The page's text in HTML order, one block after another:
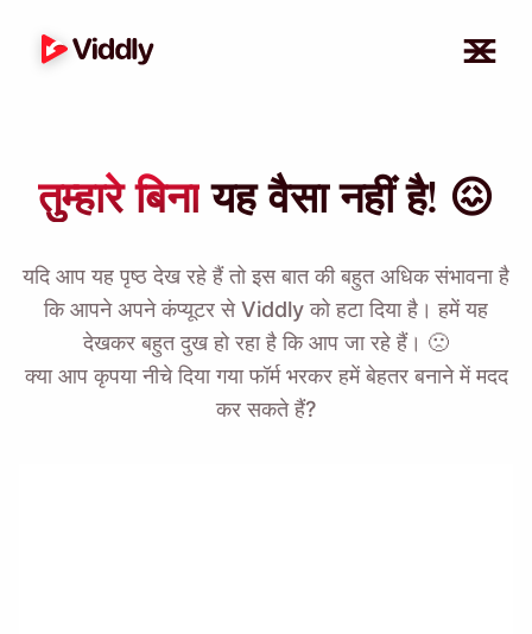
तुम्हारे बिना यह वैसा नहीं है! 😖
यदि आप यह पृष्ठ देख रहे हैं तो इस बात की बहुत अधिक संभावना है
कि आपने अपने कंप्यूटर से Viddly को हटा दिया है। हमें यह
देखकर बहुत दुख हो रहा है कि आप जा रहे हैं। 🙁
क्या आप कृपया नीचे दिया गया फॉर्म भरकर हमें बेहतर बनाने में मदद
कर सकते हैं?